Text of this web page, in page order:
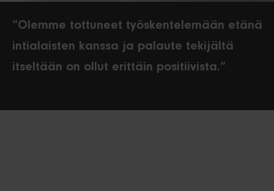
”Olemme tottuneet työskentelemään etänä
intialaisten kanssa ja palaute tekijältä
itseltään on ollut erittäin positiivista.”